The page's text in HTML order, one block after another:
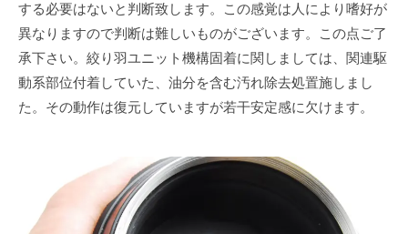
する必要はないと判断致します。この感覚は人により嗜好が
異なりますので判断は難しいものがございます。この点ご了
承下さい。絞り羽ユニット機構固着に関しましては、関連駆
動系部位付着していた、油分を含む汚れ除去処置施しまし
た。その動作は復元していますが若干安定感に欠けます。